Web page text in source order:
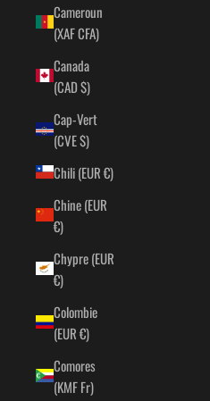
Cameroun
(XAF CFA)
Canada
(CAD $)
Cap-Vert
(CVE $)
Chili (EUR €)
Chine (EUR
€)
Chypre (EUR
€)
Colombie
(EUR €)
Comores
(KMF Fr)